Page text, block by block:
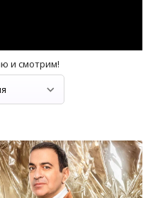
и смотрим!